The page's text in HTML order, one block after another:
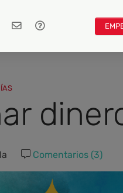
Comentarios (3)